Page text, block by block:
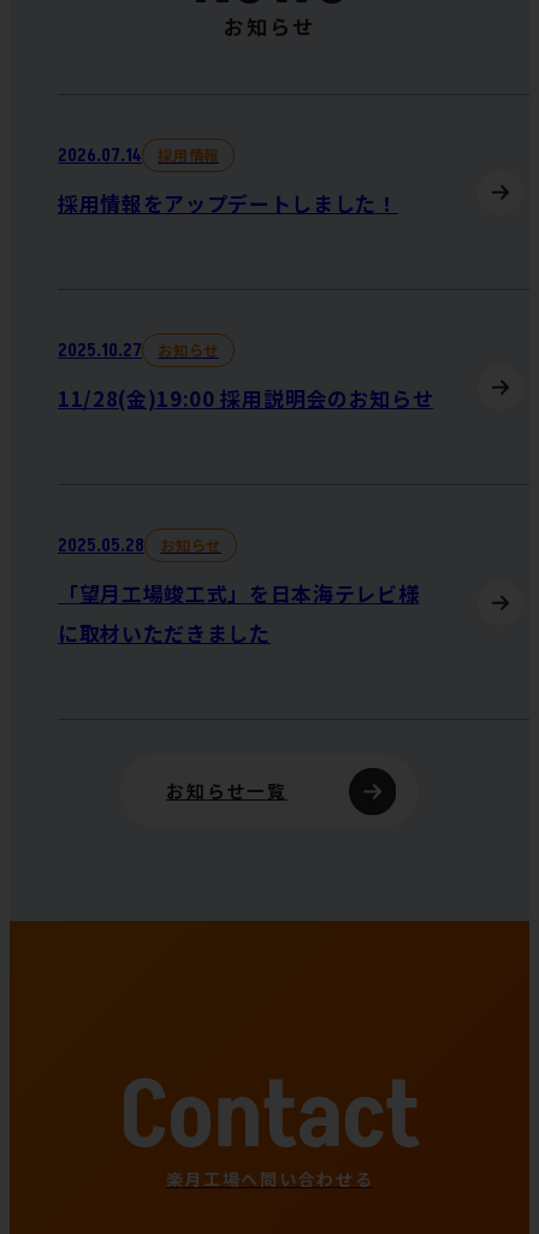
お知らせ
2026.07.14 採用情報
採用情報をアップデートしました！
2025.10.27 お知らせ
11/28(金)19:00 採用説明会のお知らせ
2025.05.28 お知らせ
「望月工場竣工式」を日本海テレビ様
に取材いただきました
お知らせ一覧
楽月工場へ問い合わせる